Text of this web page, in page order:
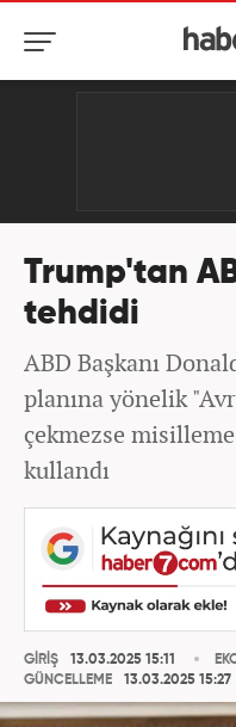
Trump'tan
tehdidi
ABD Başkanı
planına yönelik
çekmezse
kullandı
GİRİŞ
13.03.2025 15:11
GÜNCELLEME
13.03.2025 15:27